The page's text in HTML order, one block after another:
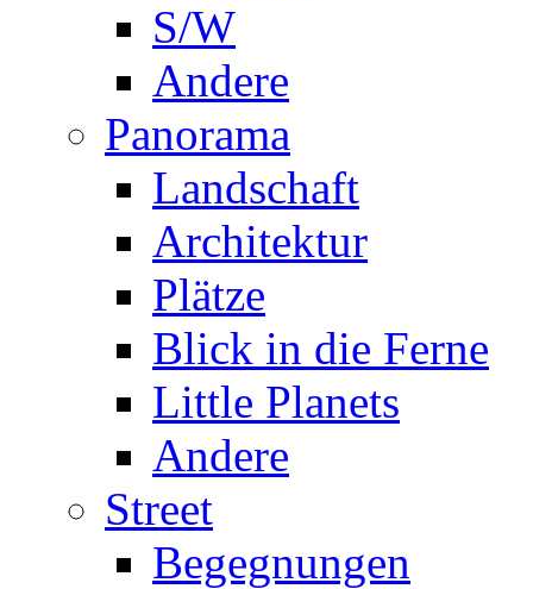
S/W
Andere
Panorama
Landschaft
Architektur
Plätze
Blick in die Ferne
Little Planets
Andere
Street
Begegnungen